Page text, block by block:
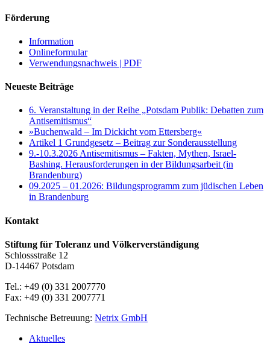
Förderung
Information
Onlineformular
Verwendungsnachweis | PDF
Neueste Beiträge
6. Veranstaltung in der Reihe „Potsdam Publik: Debatten zum
Antisemitismus“
»Buchenwald – Im Dickicht vom Ettersberg«
Artikel 1 Grundgesetz – Beitrag zur Sonderausstellung
9.-10.3.2026 Antisemitismus – Fakten, Mythen, Israel-
Bashing. Herausforderungen in der Bildungsarbeit (in
Brandenburg)
09.2025 – 01.2026: Bildungsprogramm zum jüdischen Leben
in Brandenburg
Kontakt
Stiftung für Toleranz und Völkerverständigung
Schlossstraße 12
D-14467 Potsdam
Tel.: +49 (0) 331 2007770
Fax: +49 (0) 331 2007771
Technische Betreuung: Netrix GmbH
Close
Aktuelles